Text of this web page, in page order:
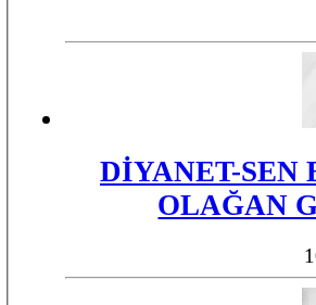
​DİYANET-SEN
OLAĞAN